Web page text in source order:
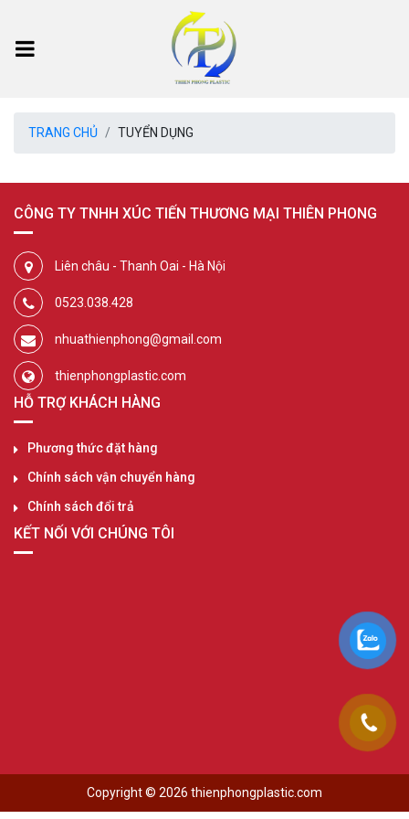
TRANG CHỦ TUYỂN DỤNG
CÔNG TY TNHH XÚC TIẾN THƯƠNG MẠI THIÊN PHONG
Liên châu - Thanh Oai - Hà Nội
0523.038.428
nhuathienphong@gmail.com
thienphongplastic.com
HỖ TRỢ KHÁCH HÀNG
Phương thức đặt hàng
Chính sách vận chuyển hàng
Chính sách đổi trả
KẾT NỐI VỚI CHÚNG TÔI
Copyright © 2026 thienphongplastic.com